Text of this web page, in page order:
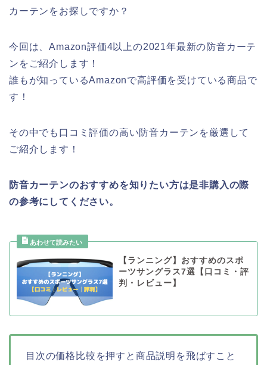
カーテンをお探しですか？
今回は、Amazon評価4以上の2021年最新の防音カーテ
ンをご紹介します！
誰もが知っているAmazonで高評価を受けている商品で
す！
その中でも口コミ評価の高い防音カーテンを厳選して
ご紹介します！
防音カーテンのおすすめを知りたい方は是非購入の際
の参考にしてください。
【ランニング】おすすめのスポ
ーツサングラス7選【口コミ・評
判・レビュー】
目次の価格比較を押すと商品説明を飛ばすこと